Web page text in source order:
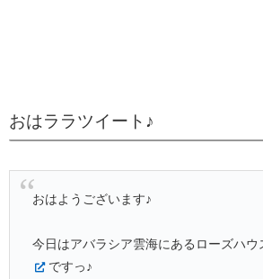
おはララツイート♪
おはようございます♪
今日はアバラシア雲海にあるローズハ
ですっ♪